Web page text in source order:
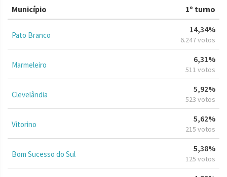
Município 1º turno
Pato Branco
14,34%
6.247 votos
Marmeleiro
6,31%
511 votos
Clevelândia
5,92%
523 votos
Vitorino
5,62%
215 votos
Bom Sucesso do Sul
5,38%
125 votos